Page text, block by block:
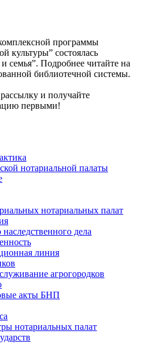
программы
культуры” состоялась
и семья”. Подробнее читайте на
библиотечной системы.
и получайте
первыми!
нотариальной палаты
нотариальных палат
дела
линия
агрогородков
акты БНП
нотариальных палат